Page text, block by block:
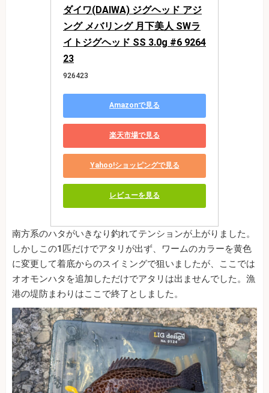
ダイワ(DAIWA) ジグヘッド アジ
ング メバリング 月下美人 SWラ
イトジグヘッド SS 3.0g #6 9264
23
926423
Amazonで見る
楽天市場で見る
Yahoo!ショッピングで見る
レビューを見る
南方系のハタがいきなり釣れてテンションが上がりました。
しかしこの1匹だけでアタリが出ず、ワームのカラーを黄色
に変更して着底からのスイミングで狙いましたが、ここでは
オオモンハタを追加しただけでアタリは出ませんでした。漁
港の堤防まわりはここで終了としました。